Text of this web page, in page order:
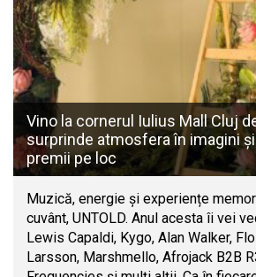
Vino la cornerul Iulius Mall Cluj
surprinde atmosfera în imagini
premii pe loc
Muzică, energie și experiențe
cuvânt, UNTOLD. Anul acesta îi vei
Lewis Capaldi, Kygo, Alan Walker,
Larsson, Marshmello, Afrojack B2B